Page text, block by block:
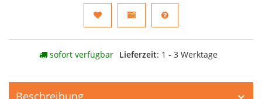
sofort verfügbar Lieferzeit: 1 - 3 Werktage
Beschreibung